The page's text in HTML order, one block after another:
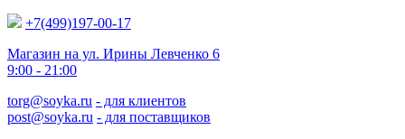
+7(499)197-00-17
Магазин на ул. Ирины Левченко 6
9:00 - 21:00
torg@soyka.ru - для клиентов
post@soyka.ru - для поставщиков